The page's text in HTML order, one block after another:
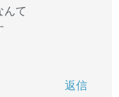
んて
返信